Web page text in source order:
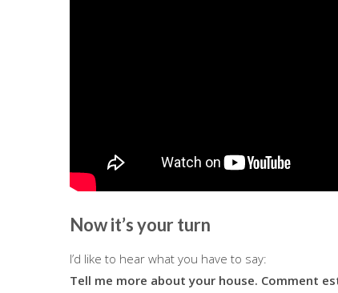
Now it’s your turn
I’d like to hear what you have to say:
Tell me more about your house. Comment